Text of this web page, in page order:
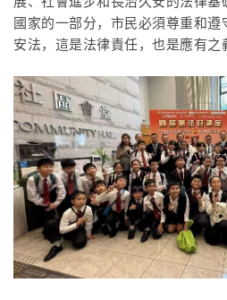
國家的一部分，市民必須尊重和
安法，這是法律責任，也是應有之